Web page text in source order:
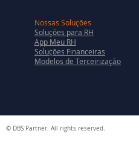
Nossas Soluções
Soluções para RH
App Meu RH
Soluções Financeiras
Modelos de Terceirização
© DBS Partner. All rights reserved.